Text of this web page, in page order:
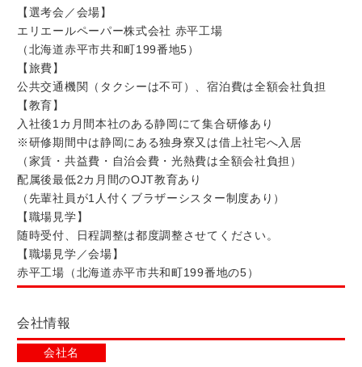
【選考会／会場】
エリエールペーパー株式会社 赤平工場
（北海道赤平市共和町199番地5）
【旅費】
公共交通機関（タクシーは不可）、宿泊費は全額会社負担
【教育】
入社後1カ月間本社のある静岡にて集合研修あり
※研修期間中は静岡にある独身寮又は借上社宅へ入居
（家賃・共益費・自治会費・光熱費は全額会社負担）
配属後最低2カ月間のOJT教育あり
（先輩社員が1人付くブラザーシスター制度あり）
【職場見学】
随時受付、日程調整は都度調整させてください。
【職場見学／会場】
赤平工場（北海道赤平市共和町199番地の5）
会社情報
会社名